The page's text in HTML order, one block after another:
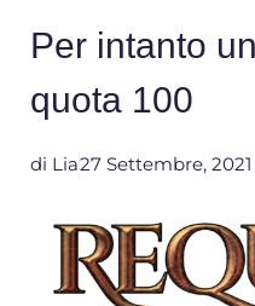
Per intanto
quota 100
di Lia27 Settembre, 2021